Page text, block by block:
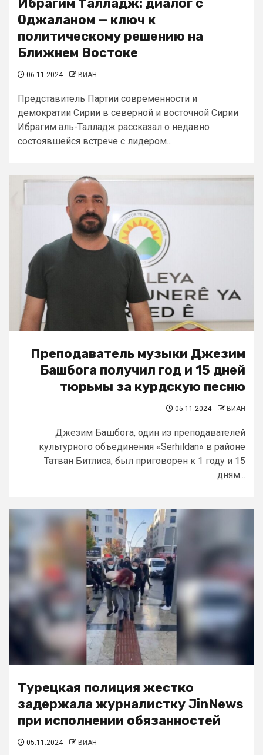
Ибрагим Талладж: диалог с
Оджаланом — ключ к
политическому решению на
Ближнем Востоке
06.11.2024 ВИАН
Представитель Партии современности и
демократии Сирии в северной и восточной Сирии
Ибрагим аль-Талладж рассказал о недавно
состоявшейся встрече с лидером...
Преподаватель музыки Джезим
Башбога получил год и 15 дней
тюрьмы за курдскую песню
05.11.2024 ВИАН
Джезим Башбога, один из преподавателей
культурного объединения «Serhildan» в районе
Татван Битлиса, был приговорен к 1 году и 15
дням...
Турецкая полиция жестко
задержала журналистку JinNews
при исполнении обязанностей
05.11.2024 ВИАН